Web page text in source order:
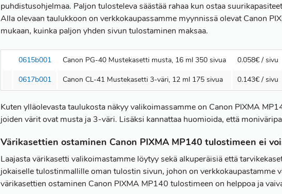
puhdistusohjelmaa. Paljon tulosteleva säästää rahaa kun ostaa
Alla olevaan taulukkoon on verkkokaupassamme myynnissä olevat Canon
mukaan, kuinka paljon yhden sivun tulostaminen maksaa.
0615b001 Canon PG-40 Mustekasetti musta, 16 ml 350 sivua 0.058€ / sivu
0617b001
Canon CL-41 Mustekasetti 3-väri, 12 ml 175 sivua 0.143€ / sivu
Kuten ylläolevasta taulukosta näkyy valikoimassamme on Canon PIXMA
joiden värit ovat musta ja 3-väri. Lisäksi kannattaa huomioida, että
Värikasettien ostaminen Canon PIXMA MP140 tulostimeen ei
Laajasta värikasetti valikoimastamme löytyy sekä alkuperäisiä että
jokaiselle tulostinmallille oman tulostin sivun, johon on verkkokaupastamme
värikasettien ostaminen Canon PIXMA MP140 tulostimeen on helppoa ja